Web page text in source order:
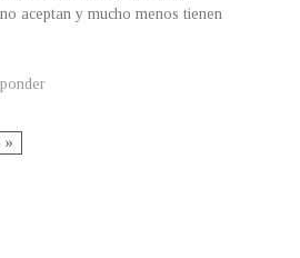
aceptan y mucho menos tienen
»